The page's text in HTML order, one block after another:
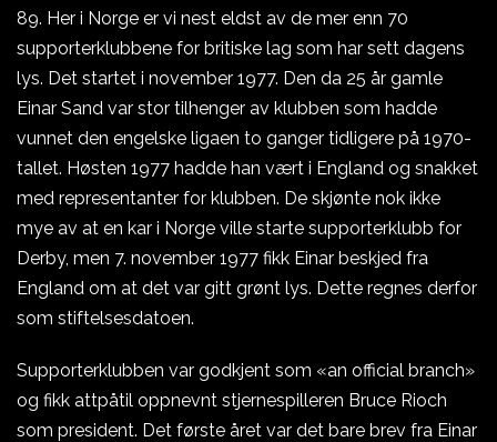
89. Her i Norge er vi nest eldst av de mer enn 70
supporterklubbene for britiske lag som har sett dagens
lys. Det startet i november 1977. Den da 25 år gamle
Einar Sand var stor tilhenger av klubben som hadde
vunnet den engelske ligaen to ganger tidligere på 1970-
tallet. Høsten 1977 hadde han vært i England og snakket
med representanter for klubben. De skjønte nok ikke
mye av at en kar i Norge ville starte supporterklubb for
Derby, men 7. november 1977 fikk Einar beskjed fra
England om at det var gitt grønt lys. Dette regnes derfor
som stiftelsesdatoen.
Supporterklubben var godkjent som «an official branch»
og fikk attpåtil oppnevnt stjernespilleren Bruce Rioch
som president. Det første året var det bare brev fra Einar